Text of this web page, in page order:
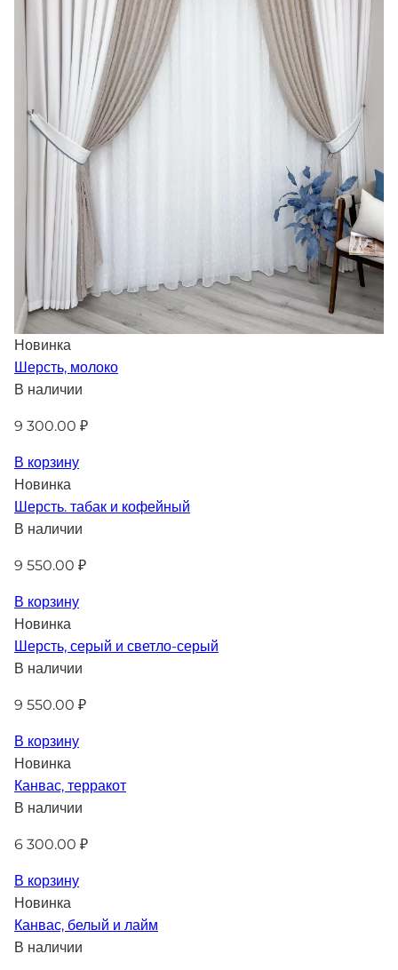
Новинка
Шерсть, молоко
В наличии
9 300.00 ₽
В корзину
Новинка
Шерсть. табак и кофейный
В наличии
9 550.00 ₽
В корзину
Новинка
Шерсть, серый и светло-серый
В наличии
9 550.00 ₽
В корзину
Новинка
Канвас, терракот
В наличии
6 300.00 ₽
В корзину
Новинка
Канвас, белый и лайм
В наличии